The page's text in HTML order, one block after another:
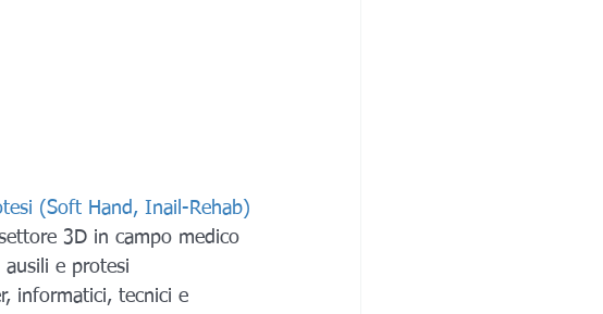
(Soft Hand, Inail-Rehab)
3D in campo medico
e protesi
informatici, tecnici e